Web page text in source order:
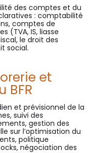
des comptes et du
: comptabilité
comptes de
(TVA, IS, liasse
le droit des
social.
et
et prévisionnel de la
suivi des
gestion des
sur l’optimisation du
politique
négociation des